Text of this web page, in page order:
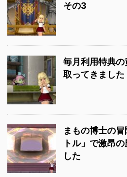
その3
毎月利用特典
取ってきました
まもの博士の
トル」で激昂
した